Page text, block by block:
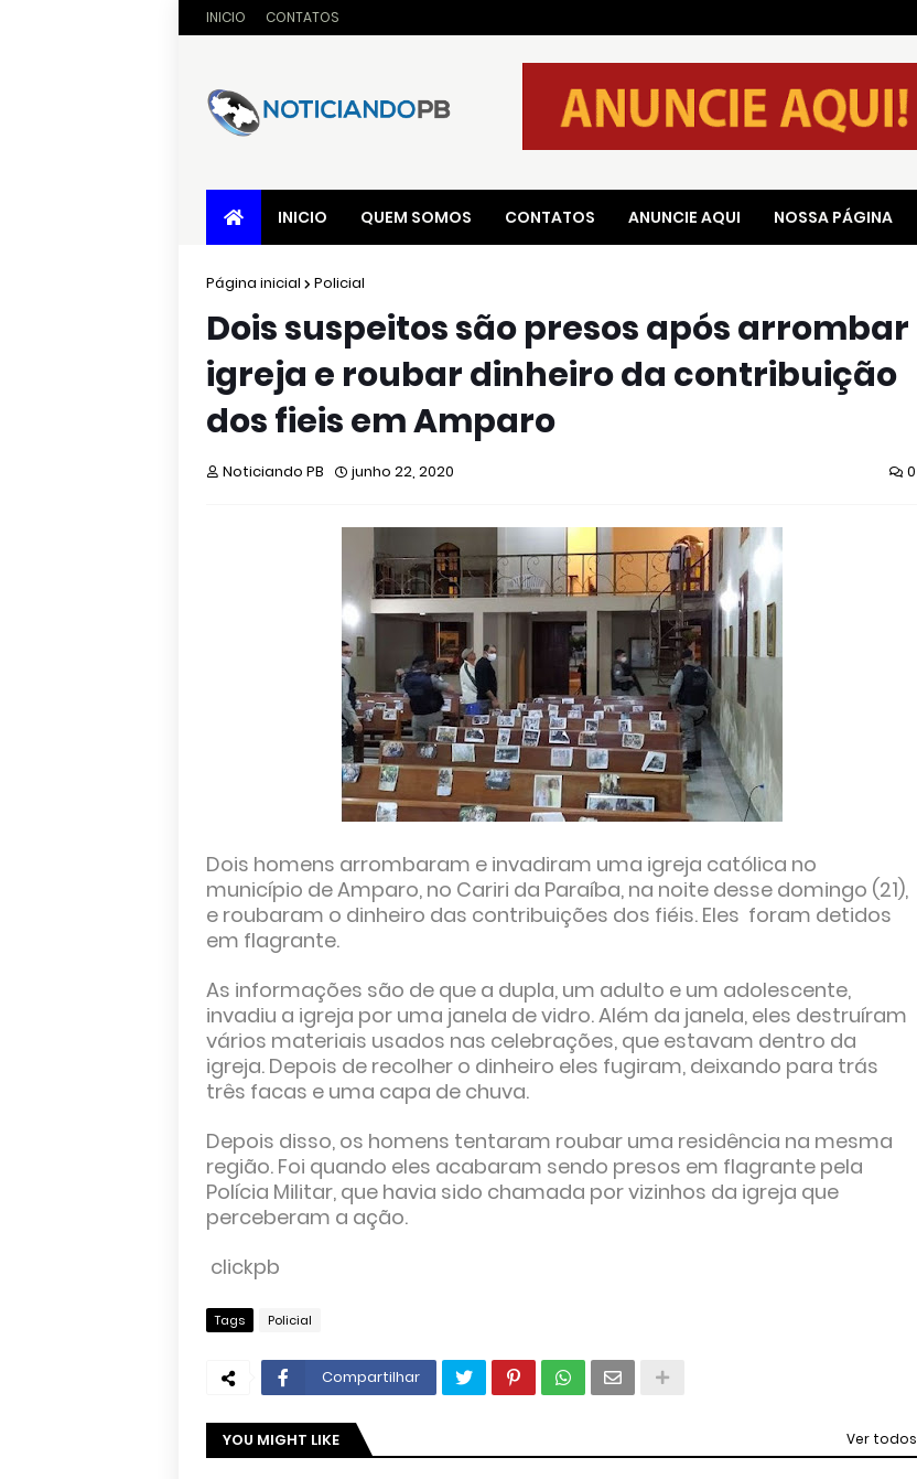
INICIO CONTATOS
INICIO QUEM SOMOS CONTATOS ANUNCIE AQUI NOSSA PÁGINA
Página inicial Policial
Dois suspeitos são presos após arrombar
igreja e roubar dinheiro da contribuição
dos fieis em Amparo
Noticiando PB junho 22, 2020 0
Dois homens arrombaram e invadiram uma igreja católica no
município de Amparo, no Cariri da Paraíba, na noite desse domingo (21),
e roubaram o dinheiro das contribuições dos fiéis. Eles foram detidos
em flagrante.
As informações são de que a dupla, um adulto e um adolescente,
invadiu a igreja por uma janela de vidro. Além da janela, eles destruíram
vários materiais usados nas celebrações, que estavam dentro da
igreja. Depois de recolher o dinheiro eles fugiram, deixando para trás
três facas e uma capa de chuva.
Depois disso, os homens tentaram roubar uma residência na mesma
região. Foi quando eles acabaram sendo presos em flagrante pela
Polícia Militar, que havia sido chamada por vizinhos da igreja que
perceberam a ação.
clickpb
Tags Policial
Compartilhar
YOU MIGHT LIKE Ver todos